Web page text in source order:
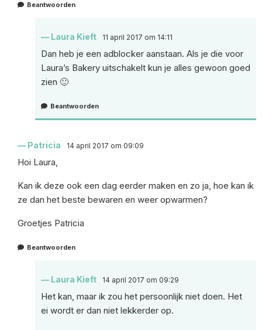
Beantwoorden
Laura Kieft 11 april 2017 om 14:11
Dan heb je een adblocker aanstaan. Als je die voor
Laura’s Bakery uitschakelt kun je alles gewoon goed
zien 🙂
Beantwoorden
Patricia 14 april 2017 om 09:09
Hoi Laura,
Kan ik deze ook een dag eerder maken en zo ja, hoe kan ik
ze dan het beste bewaren en weer opwarmen?
Groetjes Patricia
Beantwoorden
Laura Kieft 14 april 2017 om 09:29
Het kan, maar ik zou het persoonlijk niet doen. Het
ei wordt er dan niet lekkerder op.